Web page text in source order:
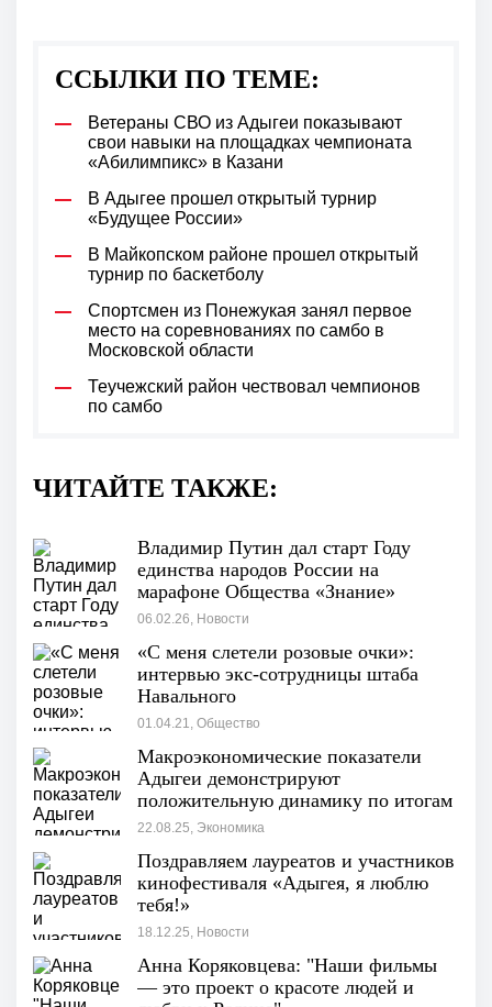
ССЫЛКИ ПО ТЕМЕ:
Ветераны СВО из Адыгеи показывают
свои навыки на площадках чемпионата
«Абилимпикс» в Казани
В Адыгее прошел открытый турнир
«Будущее России»
В Майкопском районе прошел открытый
турнир по баскетболу
Спортсмен из Понежукая занял первое
место на соревнованиях по самбо в
Московской области
Теучежский район чествовал чемпионов
по самбо
ЧИТАЙТЕ ТАКЖЕ:
Владимир Путин дал старт Году
единства народов России на
марафоне Общества «Знание»
«Россия — семья семей»
06.02.26, Новости
«С меня слетели розовые очки»:
интервью экс-сотрудницы штаба
Навального
01.04.21, Общество
Макроэкономические показатели
Адыгеи демонстрируют
положительную динамику по итогам
I полугодия"
22.08.25, Экономика
Поздравляем лауреатов и участников
кинофестиваля «Адыгея, я люблю
тебя!»
18.12.25, Новости
Анна Коряковцева: "Наши фильмы
— это проект о красоте людей и